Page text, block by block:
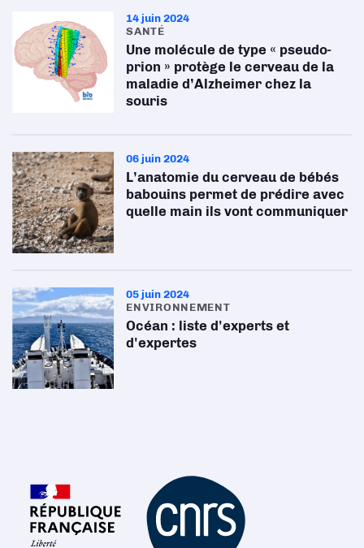
14 juin 2024
SANTÉ
Une molécule de type « pseudo-
prion » protège le cerveau de la
maladie d’Alzheimer chez la
souris
06 juin 2024
L’anatomie du cerveau de bébés
babouins permet de prédire avec
quelle main ils vont communiquer
05 juin 2024
ENVIRONNEMENT
Océan : liste d'experts et
d'expertes